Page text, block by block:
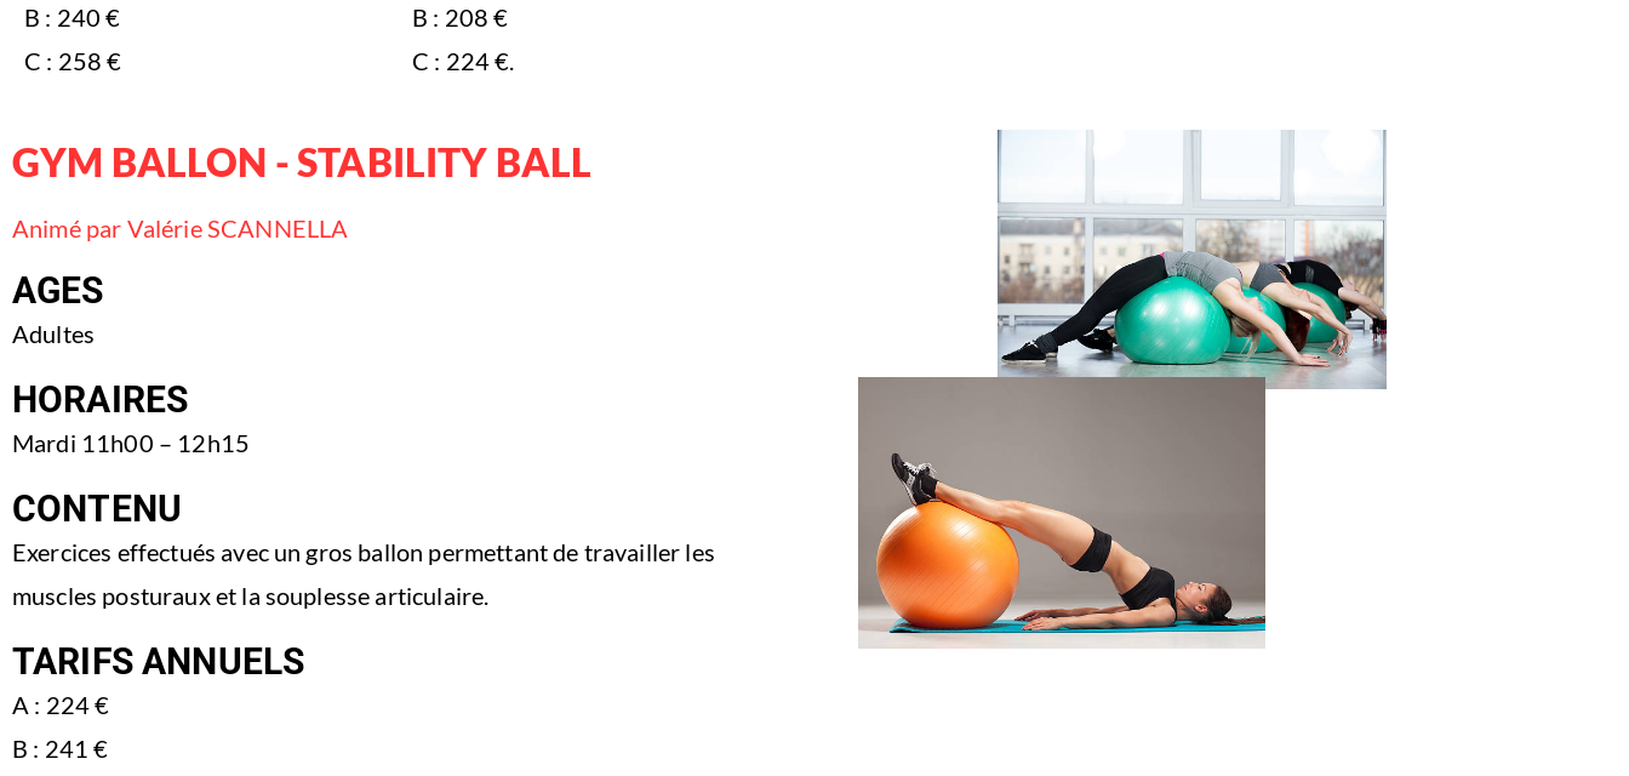
B : 240 €
C : 258 €
B : 208 €
C : 224 €.
GYM BALLON - STABILITY BALL
Animé par Valérie SCANNELLA
AGES
Adultes
HORAIRES
Mardi 11h00 – 12h15
CONTENU
Exercices effectués avec un gros ballon permettant de travailler les
muscles posturaux et la souplesse articulaire.
TARIFS ANNUELS
A : 224 €
B : 241 €